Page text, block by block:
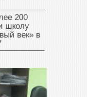
200
школу
век» в